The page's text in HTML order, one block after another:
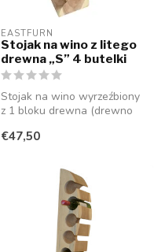
EASTFURN
Stojak na wino z litego
drewna „S” 4 butelki
Stojak na wino wyrzeźbiony
z 1 bloku drewna (drewno
€47,50